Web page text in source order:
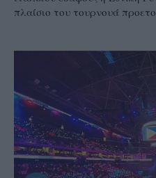
πλαίσιο του τουρνουά